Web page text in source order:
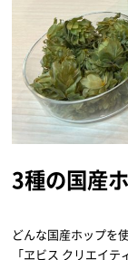
3種の国産
どんな国産ホップを
「ヱビス クリエイ